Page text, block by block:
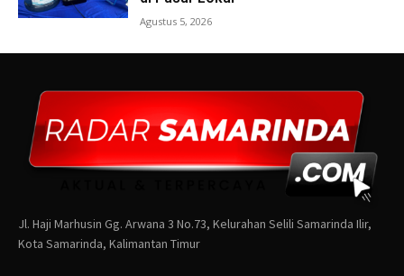
Jl. Haji Marhusin Gg. Arwana 3 No.73, Kelurahan Selili Samarinda Ilir,
Kota Samarinda, Kalimantan Timur